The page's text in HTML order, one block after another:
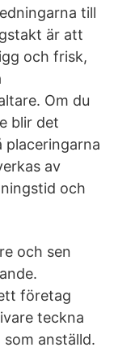
till
är att
och frisk,
Om du
blir det
placeringarna
av
och
och sen
företag
teckna
anställd.